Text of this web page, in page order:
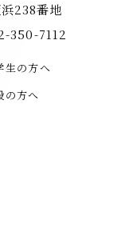
238番地
350-7112
生の方へ
の方へ